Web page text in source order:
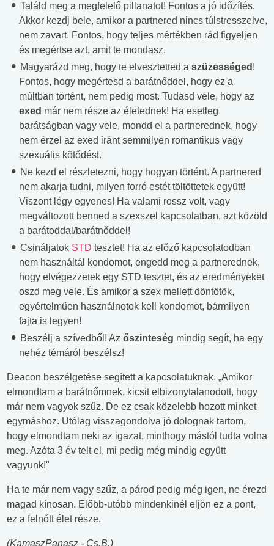
Találd meg a megfelelő pillanatot! Fontos a jó időzítés.
Akkor kezdj bele, amikor a partnered nincs túlstresszelve,
nem zavart. Fontos, hogy teljes mértékben rád figyeljen
és megértse azt, amit te mondasz.
Magyarázd meg, hogy te elvesztetted a szüzességed !
Fontos, hogy megértesd a barátnőddel, hogy ez a
múltban történt, nem pedig most. Tudasd vele, hogy az
exed már nem része az életednek! Ha esetleg
barátságban vagy vele, mondd el a partnerednek, hogy
nem érzel az exed iránt semmilyen romantikus vagy
szexuális kötődést.
Ne kezd el részletezni, hogy hogyan történt. A partnered
nem akarja tudni, milyen forró estét töltöttetek együtt!
Viszont légy egyenes! Ha valami rossz volt, vagy
megváltozott benned a szexszel kapcsolatban, azt közöld
a barátoddal/barátnőddel!
Csináljatok STD tesztet! Ha az előző kapcsolatodban
nem használtál kondomot, engedd meg a partnerednek,
hogy elvégezzetek egy STD tesztet, és az eredményeket
oszd meg vele. És amikor a szex mellett döntötök,
egyértelműen használnotok kell kondomot, bármilyen
fajta is legyen!
Beszélj a szívedből! Az őszinteség mindig segít, ha egy
nehéz témáról beszélsz!
Deacon beszélgetése segített a kapcsolatuknak. „Amikor
elmondtam a barátnőmnek, kicsit elbizonytalanodott, hogy
már nem vagyok szűz. De ez csak közelebb hozott minket
egymáshoz. Utólag visszagondolva jó dolognak tartom,
hogy elmondtam neki az igazat, minthogy mástól tudta volna
meg. Azóta 3 év telt el, mi pedig még mindig együtt
vagyunk!"
Ha te már nem vagy szűz, a párod pedig még igen, ne érezd
magad kínosan. Előbb-utóbb mindenkinél eljön ez a pont,
ez a felnőtt élet része.
(KamaszPanasz - Cs.B.)